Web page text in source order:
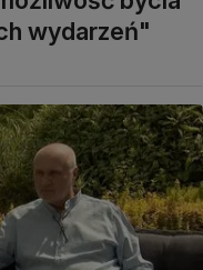
wydarzeń"